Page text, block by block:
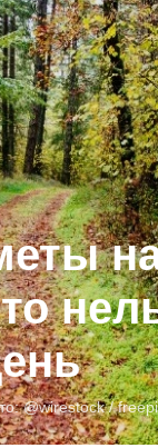
@wirestock /